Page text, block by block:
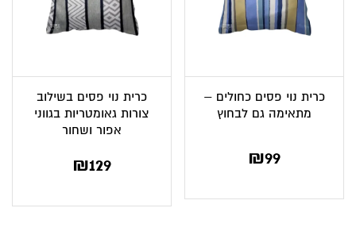
כרית נוי פסים כחולים –
מתאימה גם לבחוץ
₪99
כרית נוי פסים בשילוב
צורות גאומטריות בגווני
אפור ושחור
₪129